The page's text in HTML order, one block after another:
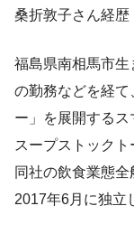
桑折敦子さん経歴
福島県南相馬市生
の勤務などを経て
ー」を展開するス
スープストックト
同社の飲食業態全
2017年6月に独立